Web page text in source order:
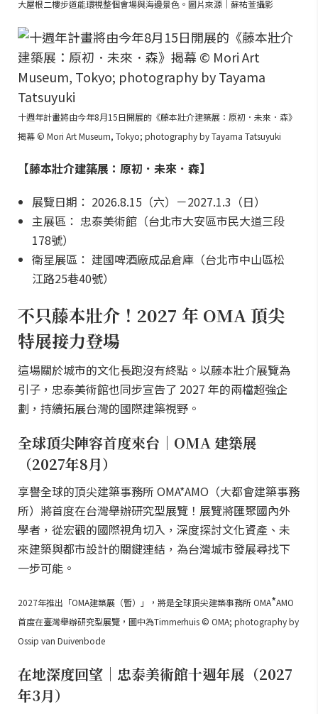
大屋根二樓步道能環視整個會場與海邊景色。圖片來源｜蘇祐萱攝影
十週年計畫將由今年8月15日開展的《藤本壯介建築展：原初．未來．森》
揭幕 © Mori Art Museum, Tokyo; photography by Tayama Tatsuyuki
【藤本壯介建築展：原初．未來．森】
展覽日期： 2026.8.15（六）－2027.1.3（日）
主展區： 忠泰美術館（台北市大安區市民大道三段
178號）
衛星展區： 建國啤酒廠成品倉庫（台北市中山區松
江路25巷40號）
不只藤本壯介！2027 年 OMA 頂尖
特展接力登場
這場關於城市的文化長跑沒有終點。以藤本壯介展覽為
引子，忠泰美術館也同步宣告了 2027 年的兩檔超強企
劃，持續拓展台灣的國際建築視野。
全球頂尖陣容首度來台｜OMA 建築展
（2027年8月）
享譽全球的頂尖建築事務所 OMA*AMO（大都會建築事務
所）將首度在台灣舉辦研究型展覽！展覽將匯聚國內外
學者，從宏觀的國際視角切入，深度探討文化資產、未
來建築與都市設計的關鍵連結，為台灣城市發展尋找下
一步可能。
2027年推出「OMA建築展（暫）」，將是全球頂尖建築事務所 OMA*AMO
首度在臺灣舉辦研究型展覽，圖中為Timmerhuis © OMA; photography by
Ossip van Duivenbode
在地深度回望｜忠泰美術館十週年展（2027
年3月）